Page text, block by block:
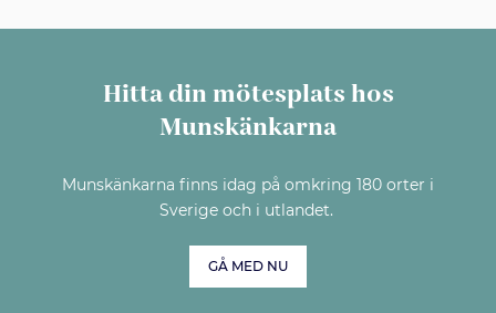
Hitta din mötesplats hos
Munskänkarna
Munskänkarna finns idag på omkring 180 orter i
Sverige och i utlandet.
GÅ MED NU